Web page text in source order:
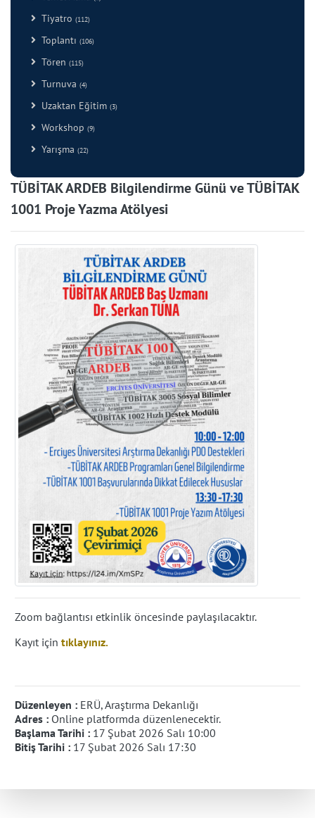
Tiyatro (112)
Toplantı (106)
Tören (115)
Turnuva (4)
Uzaktan Eğitim (3)
Workshop (9)
Yarışma (22)
TÜBİTAK ARDEB Bilgilendirme Günü ve TÜBİTAK
1001 Proje Yazma Atölyesi
Zoom bağlantısı etkinlik öncesinde paylaşılacaktır.
Kayıt için tıklayınız.
Düzenleyen : ERÜ, Araştırma Dekanlığı
Adres : Online platformda düzenlenecektir.
Başlama Tarihi : 17 Şubat 2026 Salı 10:00
Bitiş Tarihi : 17 Şubat 2026 Salı 17:30